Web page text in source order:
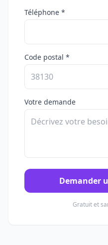
Téléphone *
Code postal *
Votre demande
Demander
Gratuit et